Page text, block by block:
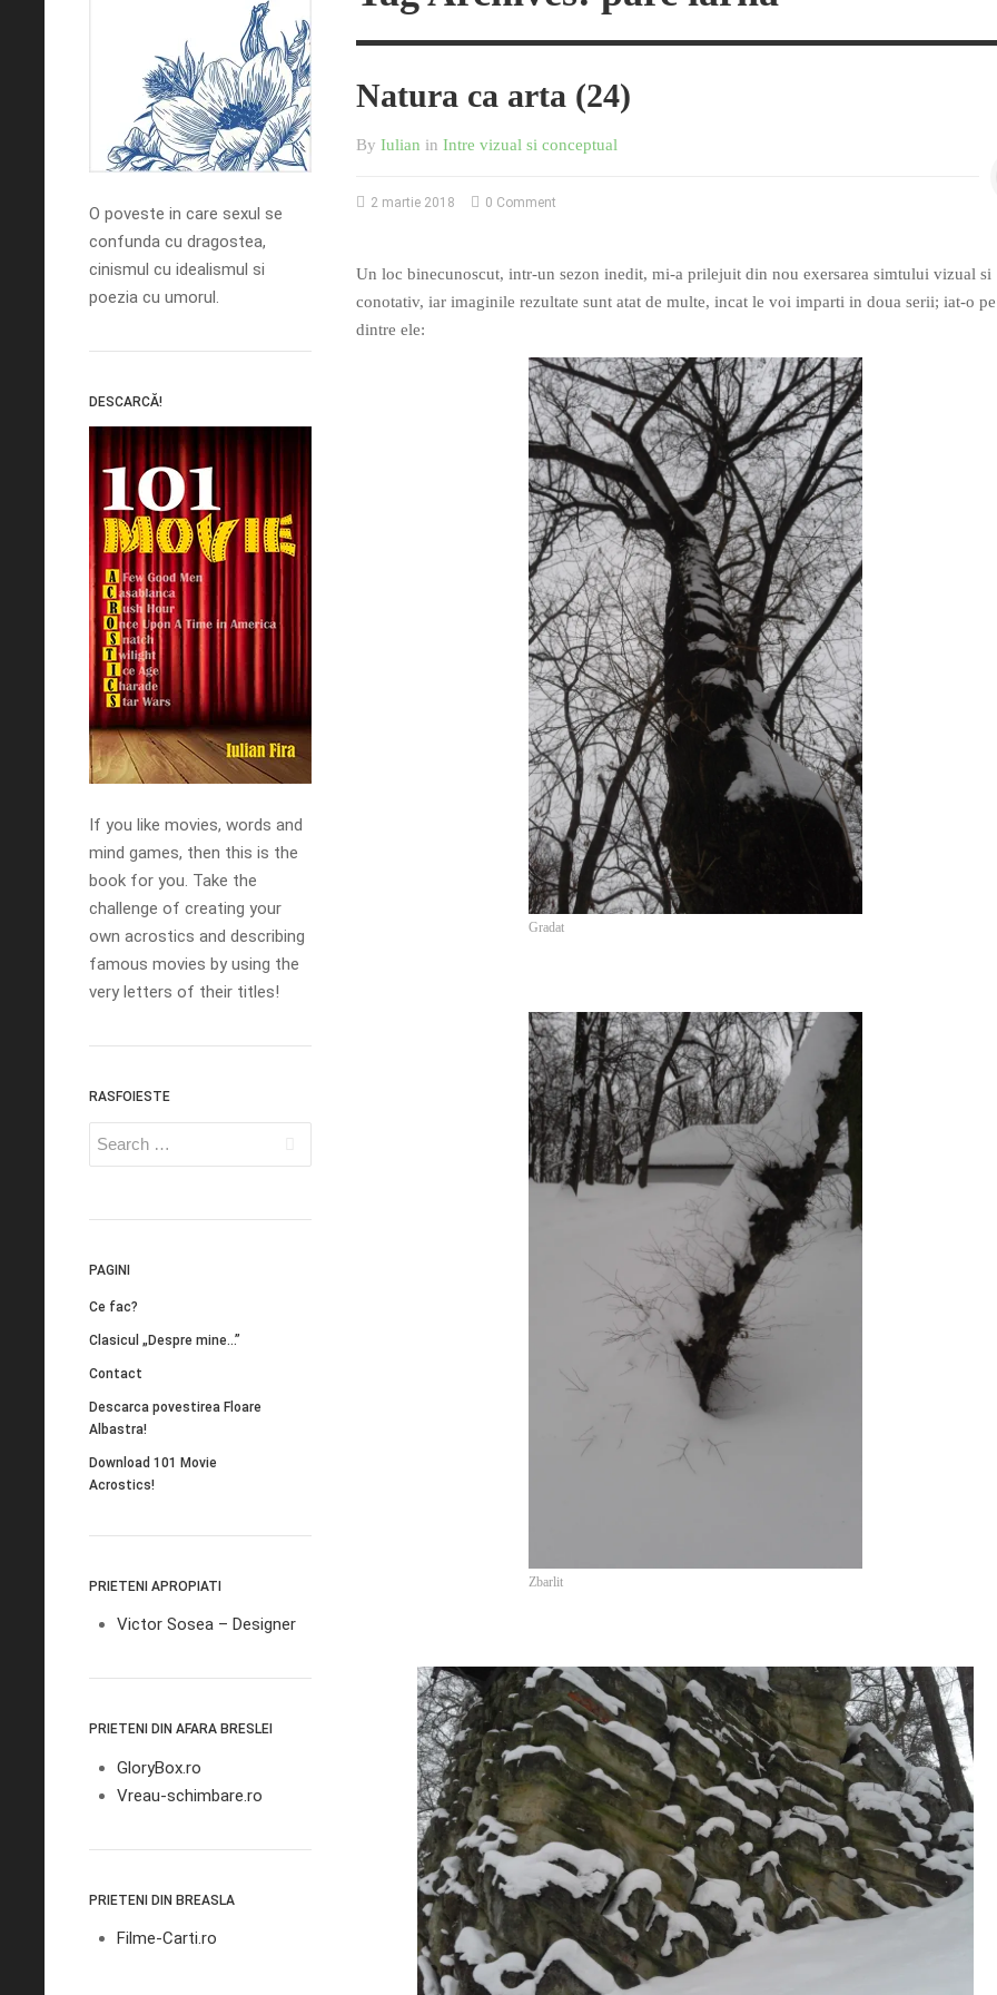
O poveste in care sexul se
confunda cu dragostea,
cinismul cu idealismul si
poezia cu umorul.
DESCARCĂ!
If you like movies, words and
mind games, then this is the
book for you. Take the
challenge of creating your
own acrostics and describing
famous movies by using the
very letters of their titles!
RASFOIESTE
PAGINI
Ce fac?
Clasicul „Despre mine…”
Contact
Descarca povestirea Floare
Albastra!
Download 101 Movie
Acrostics!
PRIETENI APROPIATI
Victor Sosea – Designer
PRIETENI DIN AFARA BRESLEI
GloryBox.ro
Vreau-schimbare.ro
PRIETENI DIN BREASLA
Filme-Carti.ro
Natura ca arta (24)
By Iulian in Intre vizual si conceptual
2 martie 2018 0 Comment
Un loc binecunoscut, intr-un sezon inedit, mi-a prilejuit din nou exersarea simtului vizual si
conotativ, iar imaginile rezultate sunt atat de multe, incat le voi imparti in doua serii; iat-o
dintre ele:
Gradat
Zbarlit